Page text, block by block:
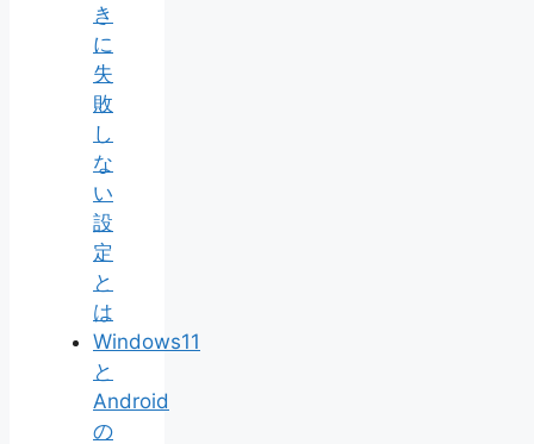
き
に
失
敗
し
な
い
設
定
と
は
Windows11
と
Android
の